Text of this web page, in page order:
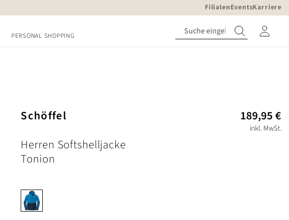
FilialenEventsKarriere
PERSONAL SHOPPING
Schöffel
Herren Softshelljacke
Tonion
189,95 €
inkl. MwSt.